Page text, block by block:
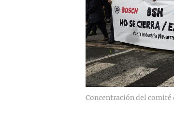
Concentración del comité